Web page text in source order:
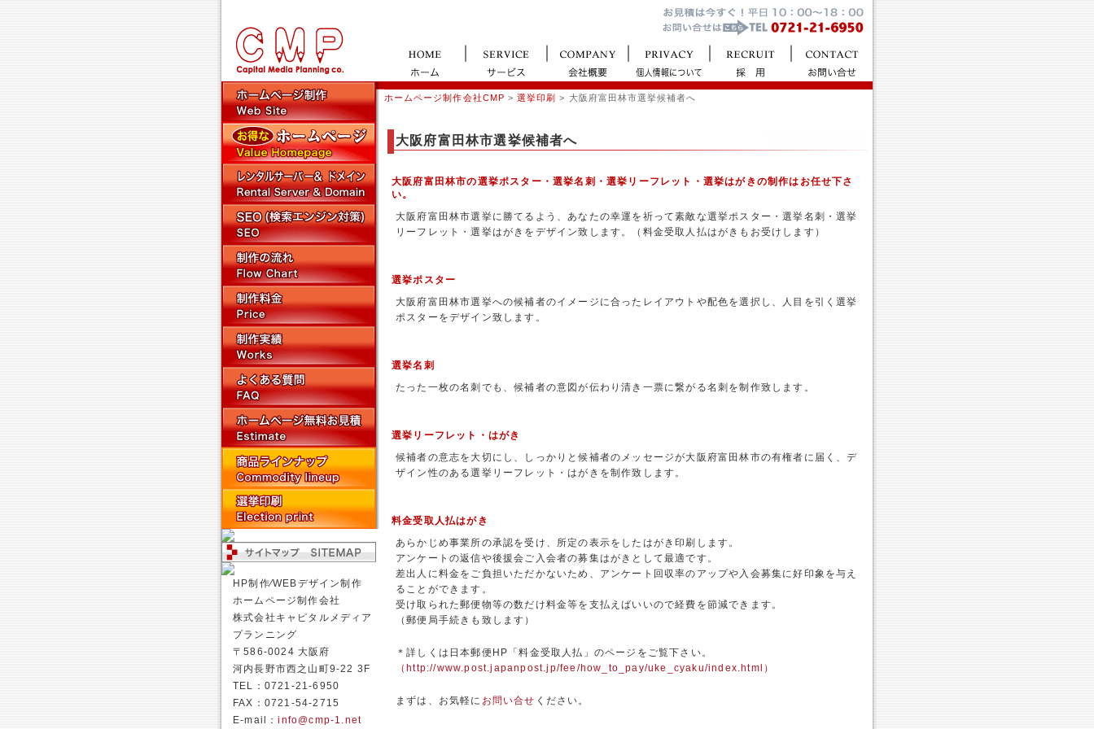
ホームページ制作会社CMP >選挙印刷 > 大阪府富田林市選挙候補者へ
大阪府富田林市選挙候補者へ
大阪府富田林市の選挙ポスター・選挙名刺・選挙リーフレット・選挙はがきの制作はお任せ下さ
い。
大阪府富田林市選挙に勝てるよう、あなたの幸運を祈って素敵な選挙ポスター・選挙名刺・選挙
リーフレット・選挙はがきをデザイン致します。（料金受取人払はがきもお受けします）
選挙ポスター
大阪府富田林市選挙への候補者のイメージに合ったレイアウトや配色を選択し、人目を引く選挙
ポスターをデザイン致します。
選挙名刺
たった一枚の名刺でも、候補者の意図が伝わり清き一票に繋がる名刺を制作致します。
選挙リーフレット・はがき
候補者の意志を大切にし、しっかりと候補者のメッセージが大阪府富田林市の有権者に届く、デ
ザイン性のある選挙リーフレット・はがきを制作致します。
料金受取人払はがき
あらかじめ事業所の承認を受け、所定の表示をしたはがき印刷します。
アンケートの返信や後援会ご入会者の募集はがきとして最適です。
差出人に料金をご負担いただかないため、アンケート回収率のアップや入会募集に好印象を与え
ることができます。
受け取られた郵便物等の数だけ料金等を支払えばいいので経費を節減できます。
（郵便局手続きも致します）
＊詳しくは日本郵便HP「料金受取人払」のページをご覧下さい。
（http://www.post.japanpost.jp/fee/how_to_pay/uke_cyaku/index.html）
まずは、お気軽に お問い合せ ください。
HP制作⁄WEBデザイン制作
ホームページ制作会社
株式会社キャピタルメディア
プランニング
〒586-0024 大阪府
河内長野市西之山町9-22 3F
TEL：0721-21-6950
FAX：0721-54-2715
E-mail：info@cmp-1.net